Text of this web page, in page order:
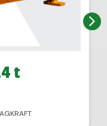
t